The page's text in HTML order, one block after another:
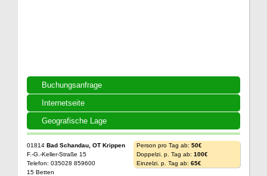
Buchungsanfrage
Internetseite
Geografische Lage
01814 Bad Schandau, OT Krippen
F.-G.-Keller-Straße 15
Telefon: 035028 859600
15 Betten
Person pro Tag ab: 50€
Doppelzi. p. Tag ab: 100€
Einzelzi. p. Tag ab: 65€